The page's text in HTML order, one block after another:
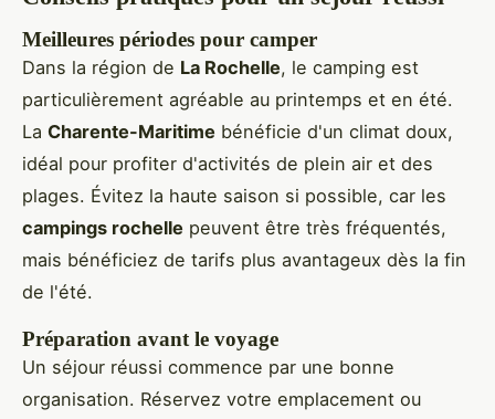
Meilleures périodes pour camper
Dans la région de La Rochelle, le camping est
particulièrement agréable au printemps et en été.
La Charente-Maritime bénéficie d'un climat doux,
idéal pour profiter d'activités de plein air et des
plages. Évitez la haute saison si possible, car les
campings rochelle peuvent être très fréquentés,
mais bénéficiez de tarifs plus avantageux dès la fin
de l'été.
Préparation avant le voyage
Un séjour réussi commence par une bonne
organisation. Réservez votre emplacement ou